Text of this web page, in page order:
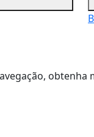
obtenha